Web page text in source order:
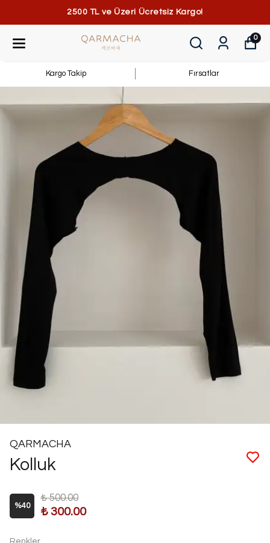
2500 TL ve Üzeri Ücretsiz Kargo!
0
Kargo Takip Fırsatlar
QARMACHA
Kolluk
%40
₺ 500.00
₺ 300.00
Renkler